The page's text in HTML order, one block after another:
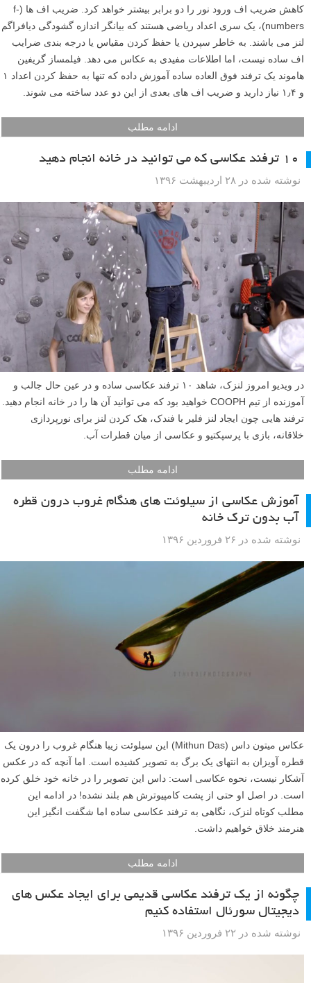
کاهش ضریب اف ورود نور را دو برابر بیشتر خواهد کرد. ضریب اف ها (f-
numbers)، یک سری اعداد ریاضی هستند که بیانگر اندازه گشودگی دیافراگم
لنز می باشند. به خاطر سپردن یا حفظ کردن مقیاس یا درجه بندی ضرایب
اف ساده نیست، اما اطلاعات مفیدی به عکاس می دهد. فیلمساز گریفین
هاموند یک ترفند فوق العاده ساده آموزش داده که تنها به حفظ کردن اعداد ۱
و ۱٫۴ نیاز دارید و ضریب اف های بعدی از این دو عدد ساخته می شوند.
ادامه مطلب
۱۰ ترفند عکاسی که می توانید در خانه انجام دهید
نوشته شده در ۲۸ اردیبهشت ۱۳۹۶
در ویدیو امروز لنزک، شاهد ۱۰ ترفند عکاسی ساده و در عین حال جالب و
آموزنده از تیم COOPH خواهید بود که می توانید آن ها را در خانه انجام دهید.
ترفند هایی چون ایجاد لنز فلیر با فندک، هک کردن لنز برای نورپردازی
خلاقانه، بازی با پرسپکتیو و عکاسی از میان قطرات آب.
ادامه مطلب
آموزش عکاسی از سیلوئت های هنگام غروب درون قطره
آب بدون ترک خانه
نوشته شده در ۲۶ فروردین ۱۳۹۶
عکاس میتون داس (Mithun Das) این سیلوئت زیبا هنگام غروب را درون یک
قطره آویزان به انتهای یک برگ به تصویر کشیده است. اما آنچه که در عکس
آشکار نیست، نحوه عکاسی است: داس این تصویر را در خانه خود خلق کرده
است. در اصل او حتی از پشت کامپیوترش هم بلند نشده! در ادامه این
مطلب کوتاه لنزک، نگاهی به ترفند عکاسی ساده اما شگفت انگیز این
هنرمند خلاق خواهیم داشت.
ادامه مطلب
چگونه از یک ترفند عکاسی قدیمی برای ایجاد عکس های
دیجیتال سورئال استفاده کنیم
نوشته شده در ۲۲ فروردین ۱۳۹۶